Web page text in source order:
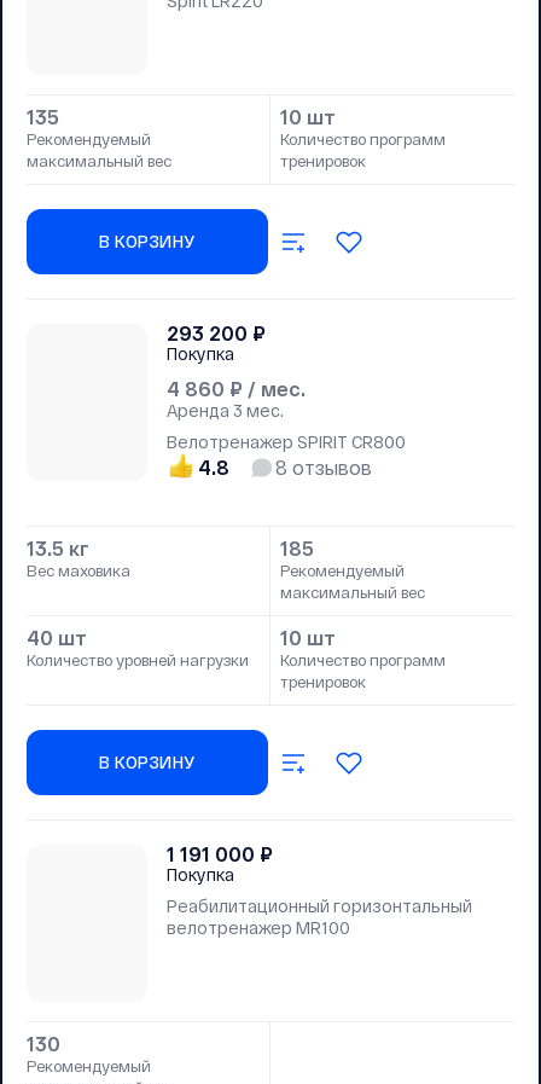
135
Рекомендуемый
максимальный вес
10 шт
Количество программ
тренировок
В КОРЗИНУ
4 860 ₽ / мес.
Аренда 3 мес.
293 200 ₽
Покупка
Велотренажер SPIRIT CR800
4.8 8 отзывов
13.5 кг
Вес маховика
185
Рекомендуемый
максимальный вес
40 шт
Количество уровней нагрузки
10 шт
Количество программ
тренировок
В КОРЗИНУ
1 191 000 ₽
Покупка
Реабилитационный горизонтальный
велотренажер MR100
130
Рекомендуемый